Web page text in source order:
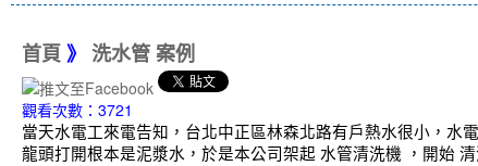
首頁 》 洗水管 案例
觀看次數：3721
當天水電工來電告知，台北中正區林森北路有戶熱水很小，水
龍頭打開根本是泥漿水，於是本公司架起 水管清洗機 ，開始